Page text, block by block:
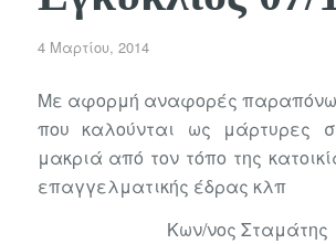
4 Μαρτίου, 2014
Με αφορμή αναφορές
που καλούνται ως μάρτυρες
μακριά από τον τόπο της
επαγγελματικής έδρας κλπ
Κων/νος Σταμάτης